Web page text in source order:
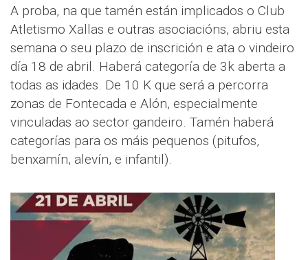
A proba, na que tamén están implicados o Club
Atletismo Xallas e outras asociacións, abriu esta
semana o seu plazo de inscrición e ata o vindeiro
día 18 de abril. Haberá categoría de 3k aberta a
todas as idades. De 10 K que será a percorra
zonas de Fontecada e Alón, especialmente
vinculadas ao sector gandeiro. Tamén haberá
categorías para os máis pequenos (pitufos,
benxamín, alevín, e infantil).